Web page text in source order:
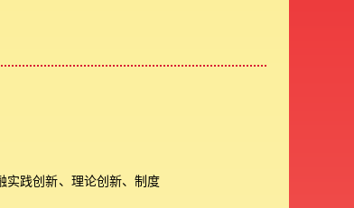
实践创新、理论创新、制度